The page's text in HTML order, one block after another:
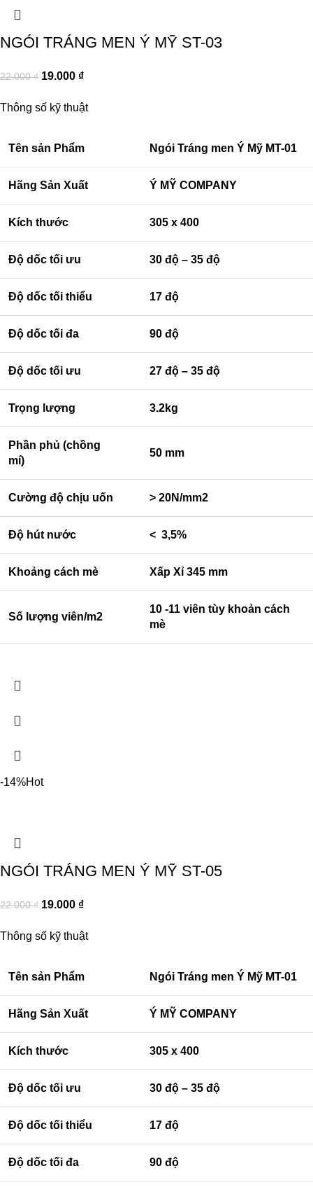
NGÓI TRÁNG MEN Ý MỸ ST-03
22.000₫ 19.000 ₫
Thông số kỹ thuật
Tên sản Phẩm Ngói Tráng men Ý Mỹ MT-01
Hãng Sản Xuất Ý MỸ COMPANY
Kích thước 305 x 400
Độ dốc tối ưu 30 độ – 35 độ
Độ dốc tối thiểu 17 độ
Độ dốc tối đa 90 độ
Độ dốc tối ưu 27 độ – 35 độ
Trọng lượng 3.2kg
Phần phủ (chồng
mí)
50 mm
Cường độ chịu uốn > 20N/mm2
Độ hút nước < 3,5%
Khoảng cách mè Xấp Xỉ 345 mm
Số lượng viên/m2
10 -11 viên tùy khoản cách
mè
-14%Hot
NGÓI TRÁNG MEN Ý MỸ ST-05
22.000₫ 19.000 ₫
Thông số kỹ thuật
Tên sản Phẩm Ngói Tráng men Ý Mỹ MT-01
Hãng Sản Xuất Ý MỸ COMPANY
Kích thước 305 x 400
Độ dốc tối ưu 30 độ – 35 độ
Độ dốc tối thiểu 17 độ
Độ dốc tối đa 90 độ